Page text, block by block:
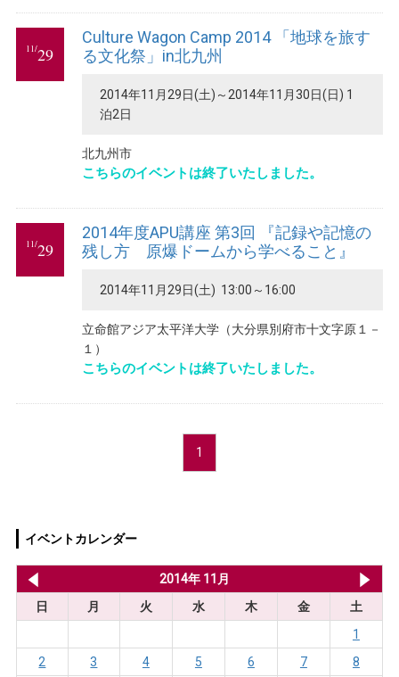
11/29
Culture Wagon Camp 2014 「地球を旅す
る文化祭」in北九州
2014年11月29日(土)～2014年11月30日(日) 1
泊2日
北九州市
こちらのイベントは終了いたしました。
11/29
2014年度APU講座 第3回 『記録や記憶の
残し方 原爆ドームから学べること』
2014年11月29日(土) 13:00～16:00
立命館アジア太平洋大学（大分県別府市十文字原１－
１）
こちらのイベントは終了いたしました。
1
イベントカレンダー
2014年 11月
日
月 火 水 木 金
土
1
2
3 4 5 6 7
8